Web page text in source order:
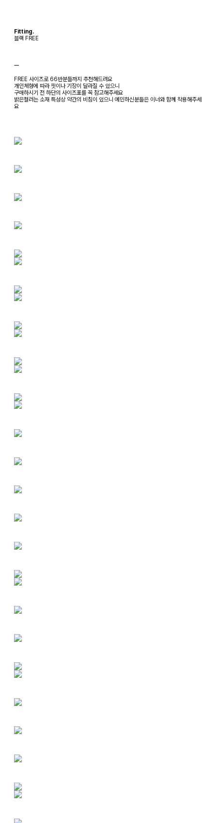
Fitting.
블랙 FREE
ㅡ
FREE 사이즈로 66반분들까지 추천해드려요
개인체형에 따라 핏이나 기장이 달라질 수 있으니
구매하시기 전 하단의 사이즈표를 꼭 참고해주세요
밝은컬러는 소재 특성상 약간의 비침이 있으니 예민하신분들은 이너와 함께 착용해주세
요